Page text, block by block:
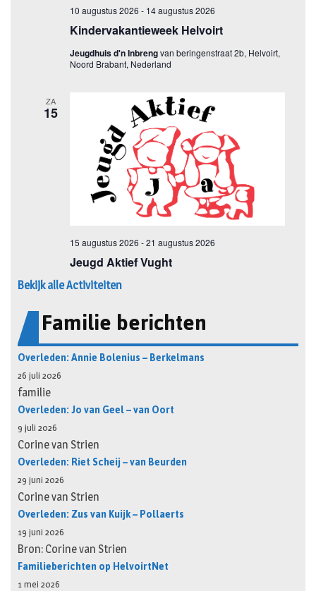
Bekijk alle Activiteiten
Familie berichten
Overleden: Annie Bolenius – Berkelmans
26 juli 2026
familie
Overleden: Jo van Geel – van Oort
9 juli 2026
Corine van Strien
Overleden: Riet Scheij – van Beurden
29 juni 2026
Corine van Strien
Overleden: Zus van Kuijk – Pollaerts
19 juni 2026
Bron: Corine van Strien
Familieberichten op HelvoirtNet
1 mei 2026